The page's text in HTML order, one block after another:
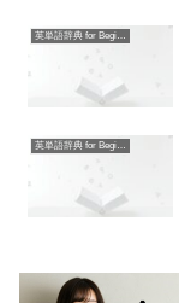
英単語辞典 for Beginners
英単語辞典 for Beginners